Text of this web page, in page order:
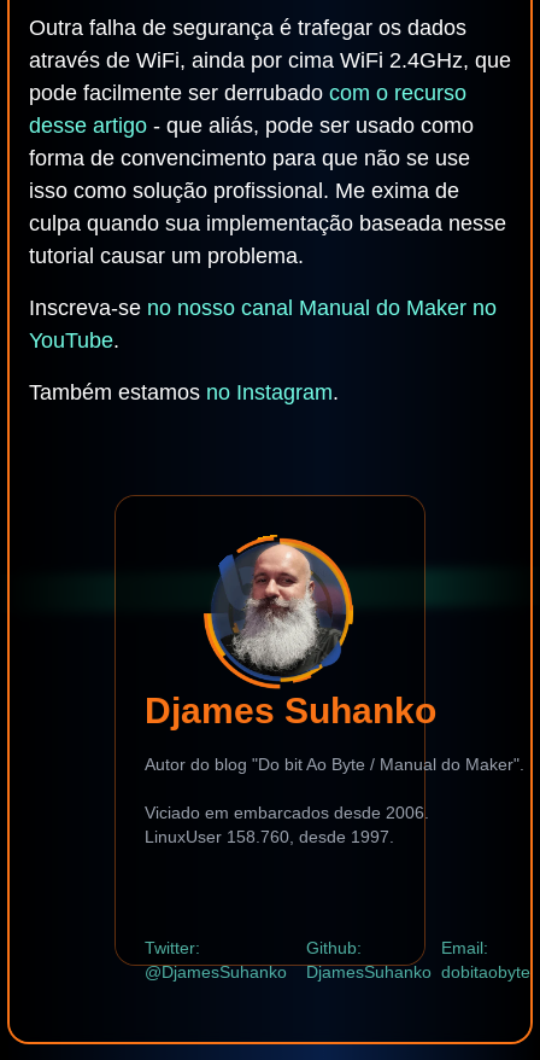
Outra falha de segurança é trafegar os dados
através de WiFi, ainda por cima WiFi 2.4GHz, que
pode facilmente ser derrubado com o recurso
desse artigo - que aliás, pode ser usado como
forma de convencimento para que não se use
isso como solução profissional. Me exima de
culpa quando sua implementação baseada nesse
tutorial causar um problema.
Inscreva-se no nosso canal Manual do Maker no
YouTube.
Também estamos no Instagram.
Djames Suhanko
Autor do blog "Do bit Ao Byte / Manual do Maker".
Viciado em embarcados desde 2006.
LinuxUser 158.760, desde 1997.
Twitter:
@DjamesSuhanko
Github:
DjamesSuhanko
Email: